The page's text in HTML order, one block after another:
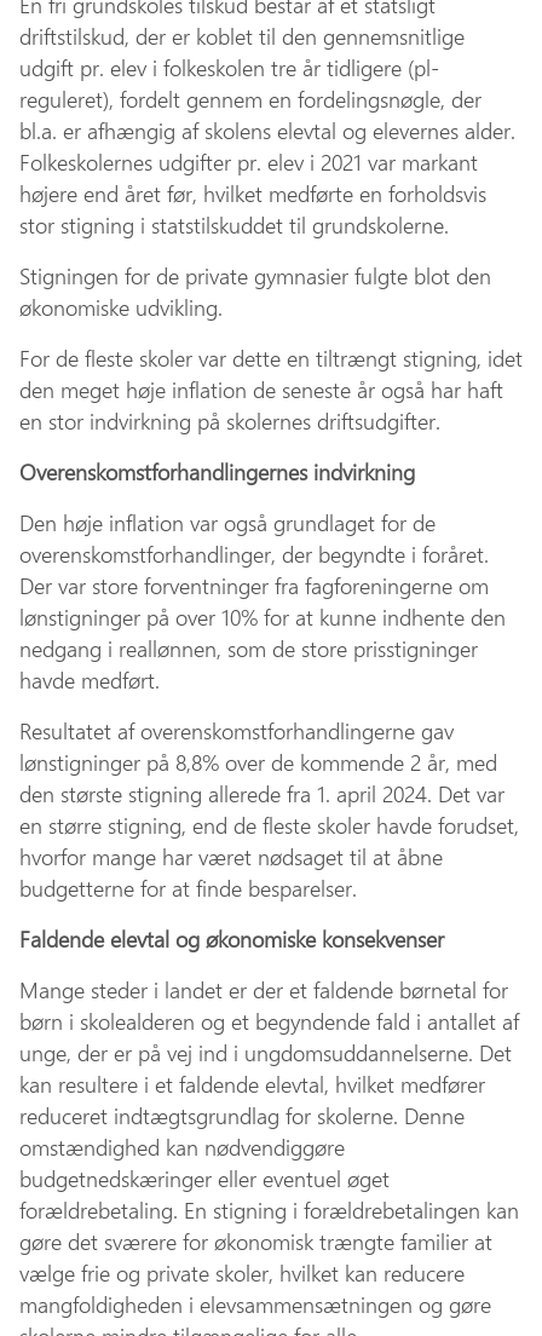
driftstilskud, der er koblet til den gennemsnitlige
udgift pr. elev i folkeskolen tre år tidligere (pl-
reguleret), fordelt gennem en fordelingsnøgle, der
bl.a. er afhængig af skolens elevtal og elevernes alder.
Folkeskolernes udgifter pr. elev i 2021 var markant
højere end året før, hvilket medførte en forholdsvis
stor stigning i statstilskuddet til grundskolerne.
Stigningen for de private gymnasier fulgte blot den
økonomiske udvikling.
For de fleste skoler var dette en tiltrængt stigning, idet
den meget høje inflation de seneste år også har haft
en stor indvirkning på skolernes driftsudgifter.
Overenskomstforhandlingernes indvirkning
Den høje inflation var også grundlaget for de
overenskomstforhandlinger, der begyndte i foråret.
Der var store forventninger fra fagforeningerne om
lønstigninger på over 10% for at kunne indhente den
nedgang i reallønnen, som de store prisstigninger
havde medført.
Resultatet af overenskomstforhandlingerne gav
lønstigninger på 8,8% over de kommende 2 år, med
den største stigning allerede fra 1. april 2024. Det var
en større stigning, end de fleste skoler havde forudset,
hvorfor mange har været nødsaget til at åbne
budgetterne for at finde besparelser.
Faldende elevtal og økonomiske konsekvenser
Mange steder i landet er der et faldende børnetal for
børn i skolealderen og et begyndende fald i antallet af
unge, der er på vej ind i ungdomsuddannelserne. Det
kan resultere i et faldende elevtal, hvilket medfører
reduceret indtægtsgrundlag for skolerne. Denne
omstændighed kan nødvendiggøre
budgetnedskæringer eller eventuel øget
forældrebetaling. En stigning i forældrebetalingen kan
gøre det sværere for økonomisk trængte familier at
vælge frie og private skoler, hvilket kan reducere
mangfoldigheden i elevsammensætningen og gøre